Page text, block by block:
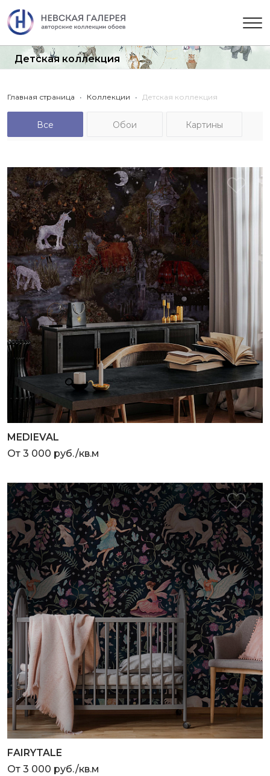
Детская коллекция
Главная страница Коллекции Детская коллекция
Все Обои Картины
MEDIEVAL
От 3 000 руб./кв.м
FAIRYTALE
От 3 000 руб./кв.м